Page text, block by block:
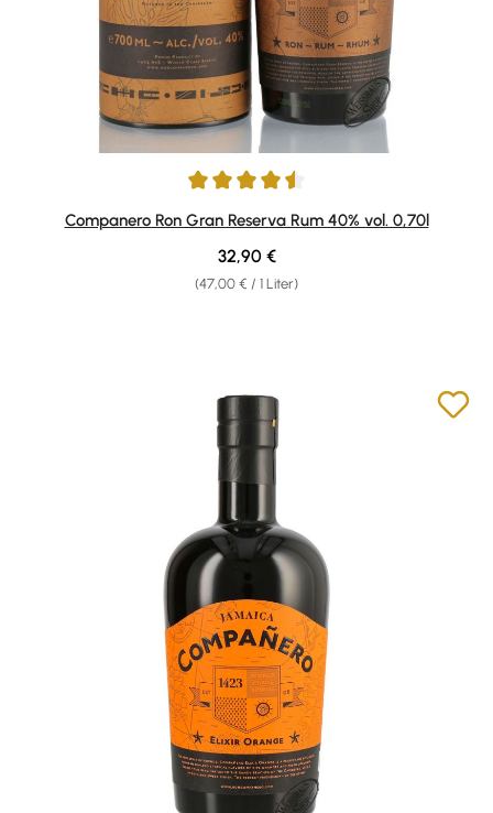
Durchschnittliche Bewertung von 4.57 von 5 Sternen
Companero Ron Gran Reserva Rum 40% vol. 0,70l
(47,00 € / 1 Liter)
Regulärer Preis:
32,90 €